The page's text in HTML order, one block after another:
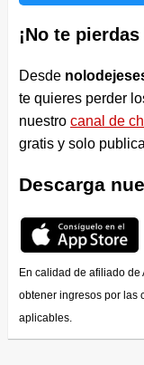
¡No te
Desde
te quieres perder
nuestro canal de
gratis y solo
Descarga
En calidad de afiliado de
obtener ingresos por las
aplicables.